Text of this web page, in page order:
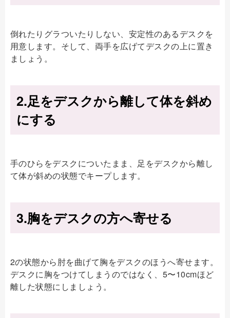
倒れたりグラついたりしない、安定性のあるデスクを
用意します。そして、両手を広げてデスクの上に置き
ましょう。
2.足をデスクから離して体を斜め
にする
手のひらをデスクについたまま、足をデスクから離し
て体が斜めの状態でキープします。
3.胸をデスクの方へ寄せる
2の状態から肘を曲げて胸をデスクのほうへ寄せます。
デスクに胸をつけてしまうのではなく、5〜10cmほど
離した状態にしましょう。